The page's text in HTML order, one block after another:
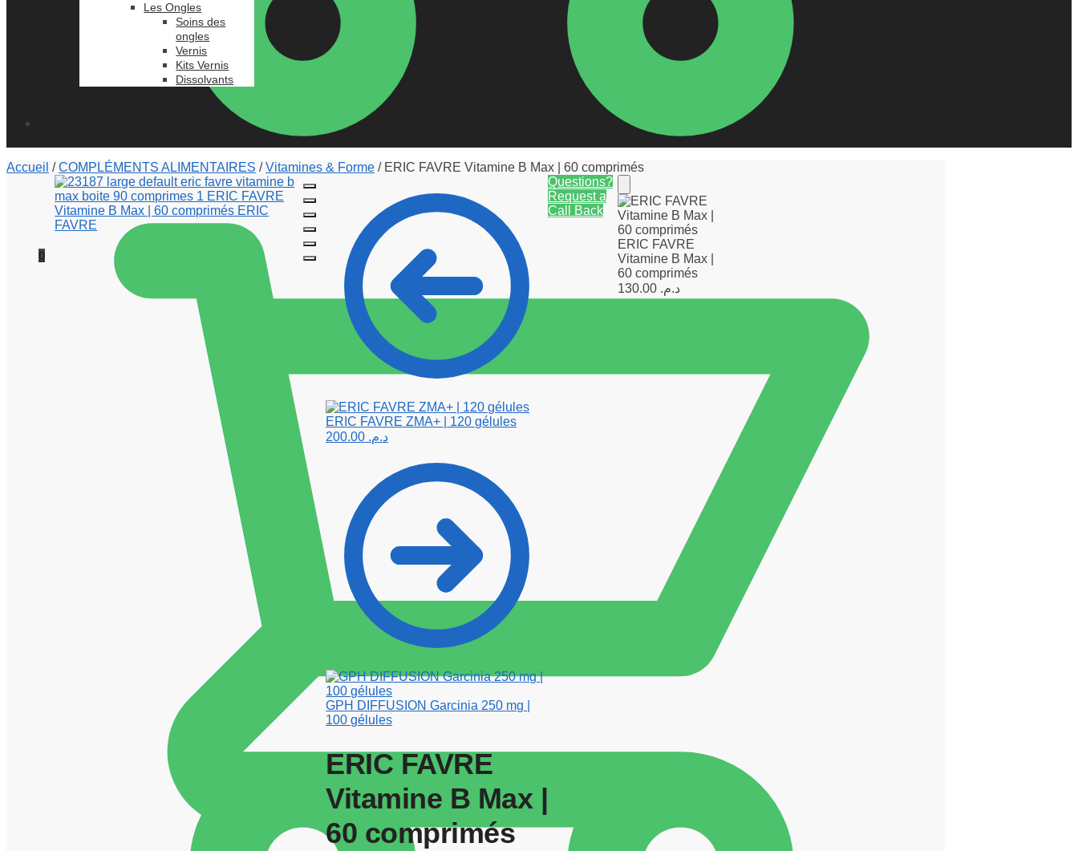
0
Les Ongles
Soins des
ongles
Vernis
Kits Vernis
Dissolvants
Accueil /COMPLÉMENTS ALIMENTAIRES /Vitamines & Forme / ERIC FAVRE Vitamine B Max | 60 comprimés
ERIC FAVRE ZMA+ | 120 gélules
د.م.
GPH DIFFUSION Garcinia 250 mg |
100 gélules
ERIC FAVRE
Vitamine B Max |
60 comprimés
Questions?
Request a
Call Back
ERIC FAVRE
Vitamine B Max |
60 comprimés
د.م. 130.00